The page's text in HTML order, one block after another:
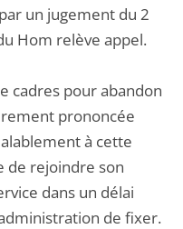
un jugement du 2
Hom relève appel.
cadres pour abandon
prononcée
à cette
de rejoindre son
dans un délai
de fixer.